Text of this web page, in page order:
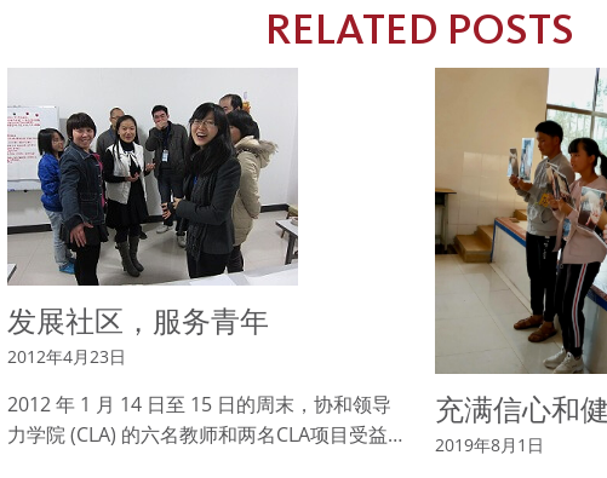
RELATED POSTS
发展社区，服务青年
2012年4月23日
2012 年 1 月 14 日至 15 日的周末，协和领导
力学院 (CLA) 的六名教师和两名CLA项目受益…
充满信心和
2019年8月1日